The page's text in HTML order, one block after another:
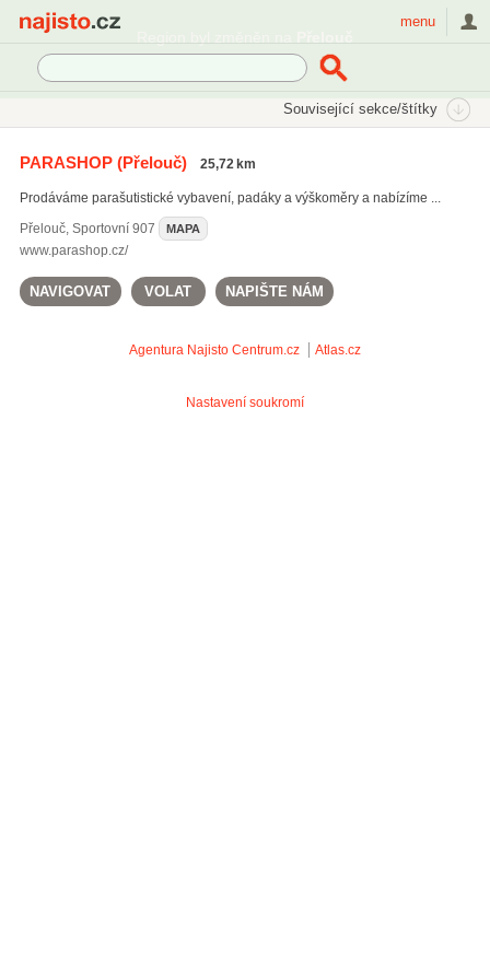
menu
Související sekce/štítky
Paraglidingové a parašutistické kurzy
PARASHOP(Přelouč) 25,72 km
Prodáváme parašutistické vybavení, padáky a výškoměry a nabízíme ...
Přelouč, Sportovní 907 MAPA
www.parashop.cz/
NAVIGOVAT VOLAT NAPIŠTE NÁM
Agentura Najisto Centrum.cz Atlas.cz
Nastavení soukromí